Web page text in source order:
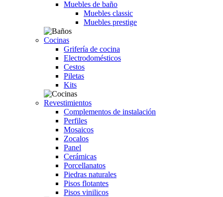
Muebles de baño
Muebles classic
Muebles prestige
Cocinas
Grifería de cocina
Electrodomésticos
Cestos
Piletas
Kits
Revestimientos
Complementos de instalación
Perfiles
Mosaicos
Zocalos
Panel
Cerámicas
Porcellanatos
Piedras naturales
Pisos flotantes
Pisos vinilicos